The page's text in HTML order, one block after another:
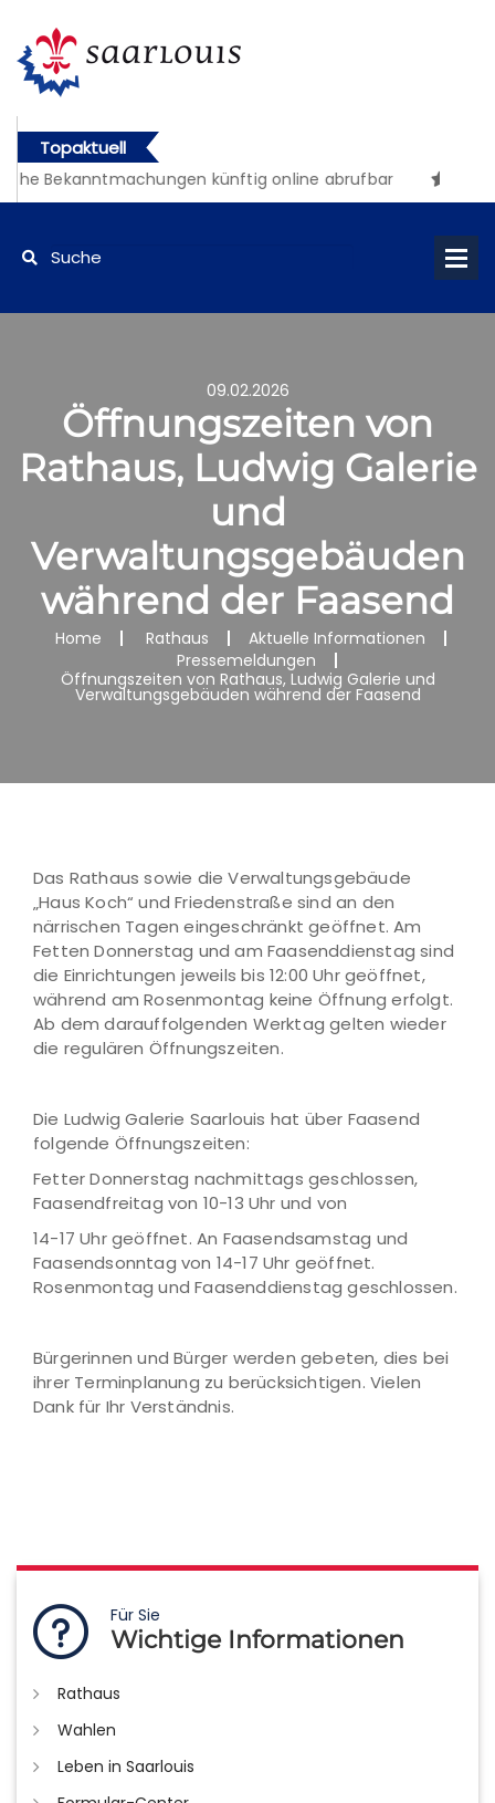
Topaktuell
Bekanntmachungen künftig online abrufbar
09.02.2026
Öffnungszeiten von
Rathaus, Ludwig Galerie
und
Verwaltungsgebäuden
während der Faasend
Home Rathaus
Aktuelle Informationen
Pressemeldungen
Öffnungszeiten von Rathaus, Ludwig Galerie und
Verwaltungsgebäuden während der Faasend
Das Rathaus sowie die Verwaltungsgebäude
„Haus Koch“ und Friedenstraße sind an den
närrischen Tagen eingeschränkt geöffnet. Am
Fetten Donnerstag und am Faasenddienstag sind
die Einrichtungen jeweils bis 12:00 Uhr geöffnet,
während am Rosenmontag keine Öffnung erfolgt.
Ab dem darauffolgenden Werktag gelten wieder
die regulären Öffnungszeiten.
Die Ludwig Galerie Saarlouis hat über Faasend
folgende Öffnungszeiten:
Fetter Donnerstag nachmittags geschlossen,
Faasendfreitag von 10-13 Uhr und von
14-17 Uhr geöffnet. An Faasendsamstag und
Faasendsonntag von 14-17 Uhr geöffnet.
Rosenmontag und Faasenddienstag geschlossen.
Bürgerinnen und Bürger werden gebeten, dies bei
ihrer Terminplanung zu berücksichtigen. Vielen
Dank für Ihr Verständnis.
Für Sie
Wichtige Informationen
Rathaus
Wahlen
Leben in Saarlouis